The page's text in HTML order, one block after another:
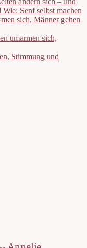
Senf selbst machen
sich, Männer gehen
umarmen sich,
Stimmung und